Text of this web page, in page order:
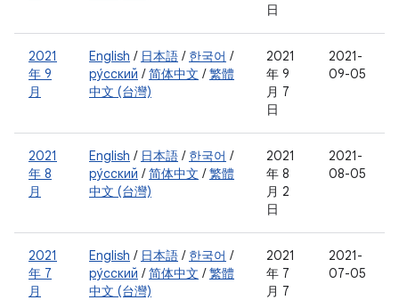
日
2021
年 9
月
English / 日本語 / 한국어 /
ру́сский /简体中文 /繁體
中文 (台灣)
2021
年 9
月 7
日
2021-
09-05
2021
年 8
月
English / 日本語 / 한국어 /
ру́сский /简体中文 /繁體
中文 (台灣)
2021
年 8
月 2
日
2021-
08-05
2021
年 7
月
English / 日本語 / 한국어 /
ру́сский /简体中文 /繁體
中文 (台灣)
2021
年 7
月 7
2021-
07-05